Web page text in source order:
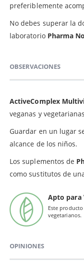
preferiblemente
No debes superar la
laboratorio Pharma
OBSERVACIONES
ActiveComplex
veganas y
Guardar en un lugar
alcance de los niños.
Los suplementos de
como sustitutos de
Apto para
Este
vegetarianos.
OPINIONES